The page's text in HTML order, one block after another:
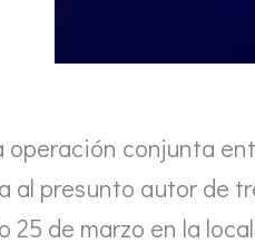
operación conjunta
al presunto autor de
25 de marzo en la